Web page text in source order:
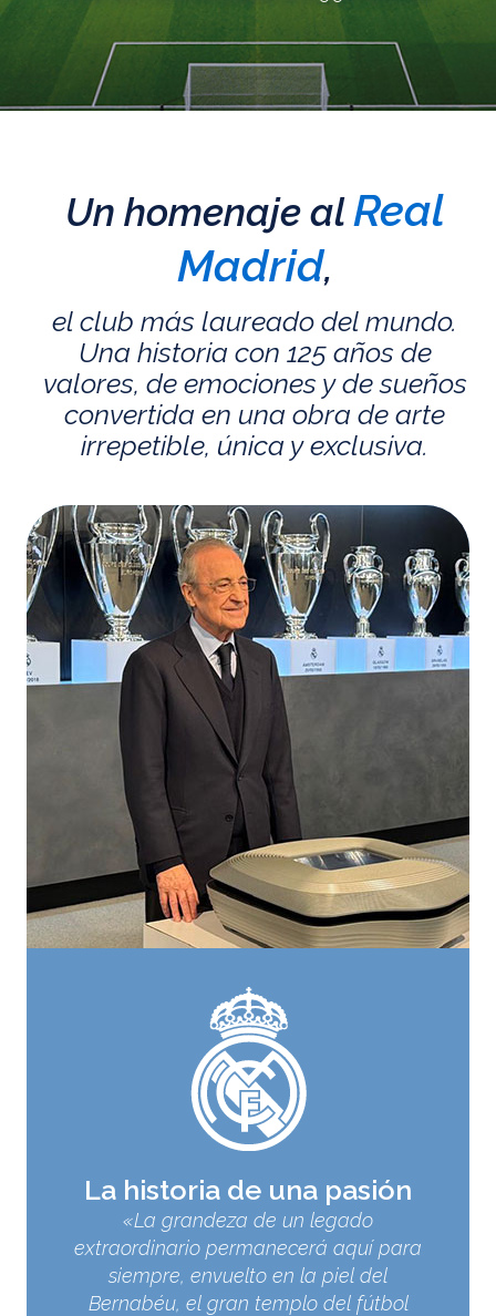
Un homenaje alReal
Madrid,
el club más laureado del mundo.
Una historia con 125 años de
valores, de emociones y de sueños
convertida en una obra de arte
irrepetible, única y exclusiva.
La historia de una pasión
«La grandeza de un legado
extraordinario permanecerá aquí para
siempre, envuelto en la piel del
Bernabéu, el gran templo del fútbol